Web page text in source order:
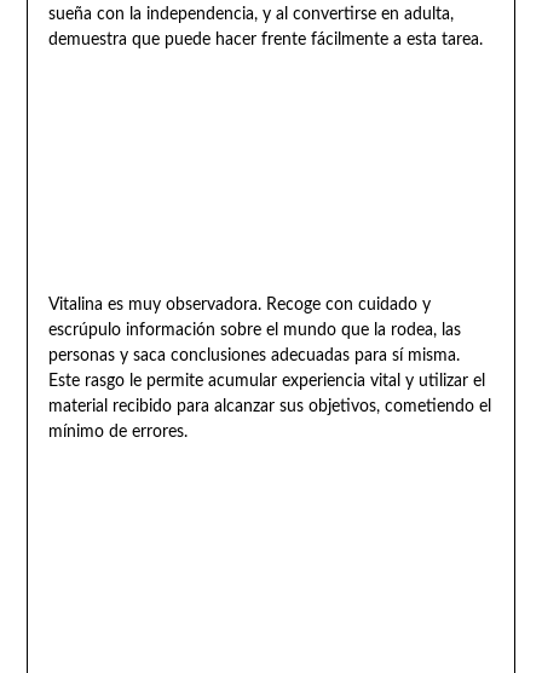
sueña con la independencia, y al convertirse en adulta,
demuestra que puede hacer frente fácilmente a esta tarea.
Vitalina es muy observadora. Recoge con cuidado y
escrúpulo información sobre el mundo que la rodea, las
personas y saca conclusiones adecuadas para sí misma.
Este rasgo le permite acumular experiencia vital y utilizar el
material recibido para alcanzar sus objetivos, cometiendo el
mínimo de errores.